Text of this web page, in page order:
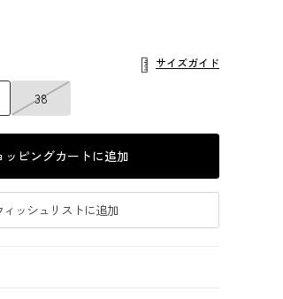
サイズガイド
38
ッピングカートに追加
ィッシュリストに追加